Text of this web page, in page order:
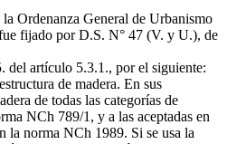
Ordenanza General de Urbanismo
fijado por D.S. N° 47 (V. y U.), de
del artículo 5.3.1., por el siguiente:
de madera. En sus
de todas las categorías de
NCh 789/1, y a las aceptadas en
la norma NCh 1989. Si se usa la